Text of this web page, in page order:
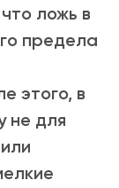
ложь в
предела
этого, в
не для